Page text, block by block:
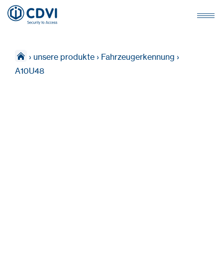
› unsere produkte › Fahrzeugerkennung ›
A10U48